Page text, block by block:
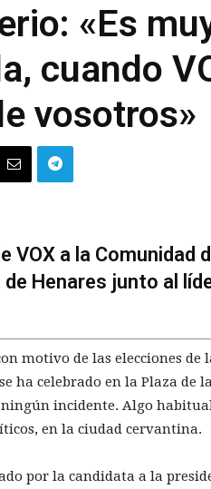
«Es
cuando
vosotros»
VOX a la Comunidad
Henares junto al
motivo de las elecciones de
ha celebrado en la Plaza de
incidente. Algo
en la ciudad cervantina.
por la candidata a la